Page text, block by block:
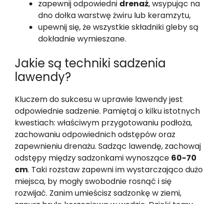
zapewnij odpowiedni drenaż, wsypując na
dno dołka warstwę żwiru lub keramzytu,
upewnij się, że wszystkie składniki gleby są
dokładnie wymieszane.
Jakie są techniki sadzenia
lawendy?
Kluczem do sukcesu w uprawie lawendy jest
odpowiednie sadzenie. Pamiętaj o kilku istotnych
kwestiach: właściwym przygotowaniu podłoża,
zachowaniu odpowiednich odstępów oraz
zapewnieniu drenażu. Sadząc lawendę, zachowaj
odstępy między sadzonkami wynoszące 60-70
cm. Taki rozstaw zapewni im wystarczająco dużo
miejsca, by mogły swobodnie rosnąć i się
rozwijać. Zanim umieścisz sadzonkę w ziemi,